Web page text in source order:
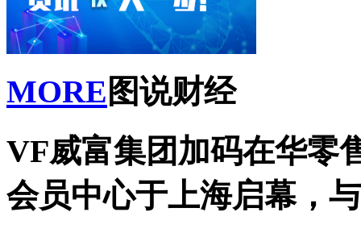
MORE 图说财经
VF威富集团加码在华零
会员中心于上海启幕，